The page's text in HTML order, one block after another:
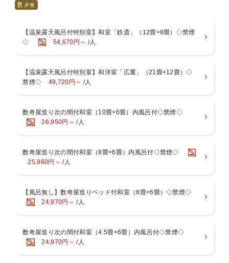
心温まる「おもてなし」と「御料理」を画人・文人が愛した湯河原に
相模湾で捕れた「海の幸」や旬の食材から器に至るまで、細部にまで
工夫を凝らした料理長こだわりの懐石をご用意いたします。
※当館は基本お部屋食になりますが、４名様以上の場合は夕朝食共に
別部屋での個室食となる場合がございます。ご了承くださいませ。
52.2度の絶えず湧き出ております自家源泉。湯河原の湯は「薬師の
湯」と呼ばれ、弱食塩泉・弱アルカリ性という理想的な泉質で、非常
【桧風呂】【石風呂】【露天風呂】
す。
多くの客室の天井で主に茶室に用いられる、杉や檜を網代に編んで張
ります。
そのため、体格の大きな方や体の不自由な方にとってはご不便をおか
けする場合がございます。
夕食
【温泉露天風呂付特別室】和室「鉄斎」（12畳+8畳）◇禁煙
◇
54,670円～ /人
【温泉露天風呂付特別室】和洋室「広重」（21畳+12畳）◇
禁煙◇ 49,720円～ /人
数奇屋造り次の間付和室（10畳+6畳）内風呂付◇禁煙◇
26,950円～ /人
数奇屋造り次の間付和室（8畳+6畳）内風呂付◇禁煙◇
25,960円～ /人
【風呂無し】数奇屋造りベッド付和室（8畳+6畳）◇禁煙◇
24,970円～ /人
数奇屋造り次の間付和室（4.5畳+6畳）内風呂付◇禁煙◇
24,970円～ /人